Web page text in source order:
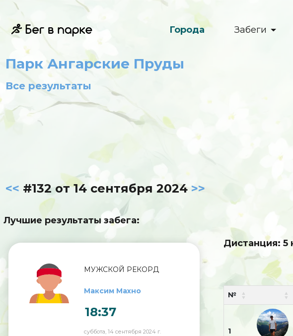
Города Забеги
Парк Ангарские Пруды
Все результаты
<< #132 от 14 сентября 2024 >>
Лучшие результаты забега:
МУЖСКОЙ РЕКОРД
Максим Махно
18:37
суббота, 14 сентября 2024 г.
Дистанция: 5
№
1